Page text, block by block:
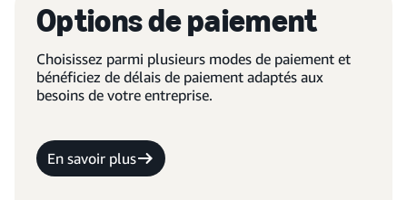
Options de paiement
Choisissez parmi plusieurs modes de paiement et
bénéficiez de délais de paiement adaptés aux
besoins de votre entreprise.
En savoir plus